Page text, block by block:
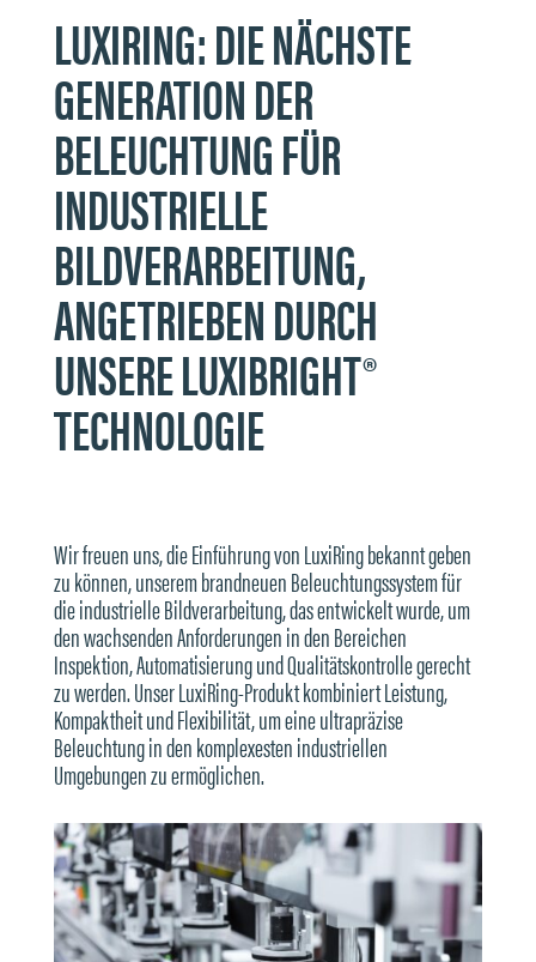
LUXIRING: DIE NÄCHSTE
GENERATION DER
BELEUCHTUNG FÜR
INDUSTRIELLE
BILDVERARBEITUNG,
ANGETRIEBEN DURCH
UNSERE LUXIBRIGHT®
TECHNOLOGIE
Wir freuen uns, die Einführung von LuxiRing bekannt geben
zu können, unserem brandneuen Beleuchtungssystem für
die industrielle Bildverarbeitung, das entwickelt wurde, um
den wachsenden Anforderungen in den Bereichen
Inspektion, Automatisierung und Qualitätskontrolle gerecht
zu werden. Unser LuxiRing-Produkt kombiniert Leistung,
Kompaktheit und Flexibilität, um eine ultrapräzise
Beleuchtung in den komplexesten industriellen
Umgebungen zu ermöglichen.